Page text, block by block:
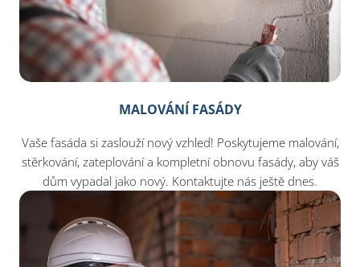
MALOVÁNÍ FASÁDY
Vaše fasáda si zaslouží nový vzhled! Poskytujeme malování,
stěrkování, zateplování a kompletní obnovu fasády, aby váš
dům vypadal jako nový. Kontaktujte nás ještě dnes.